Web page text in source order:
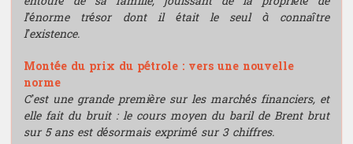
l’énorme trésor dont il était le seul à connaître
l’existence.
Montée du prix du pétrole : vers une nouvelle
norme
C’est une grande première sur les marchés financiers, et
elle fait du bruit : le cours moyen du baril de Brent brut
sur 5 ans est désormais exprimé sur 3 chiffres.